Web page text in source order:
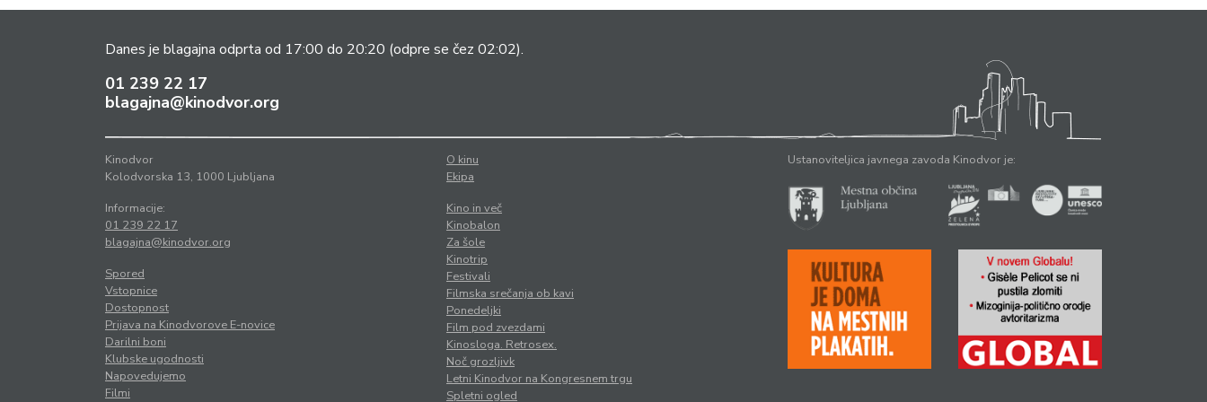
Danes je blagajna odprta od 17:00 do 20:20 (odpre se čez 02:02).
01 239 22 17
blagajna@kinodvor.org
Kinodvor
Kolodvorska 13, 1000 Ljubljana
Informacije:
01 239 22 17
blagajna@kinodvor.org
Spored
Vstopnice
Dostopnost
Prijava na Kinodvorove E-novice
Darilni boni
Klubske ugodnosti
Napovedujemo
Filmi
O kinu
Ekipa
Kino in več
Kinobalon
Za šole
Kinotrip
Festivali
Filmska srečanja ob kavi
Ponedeljki
Film pod zvezdami
Kinosloga. Retrosex.
Noč grozljivk
Letni Kinodvor na Kongresnem trgu
Spletni ogled
Ustanoviteljica javnega zavoda Kinodvor je: